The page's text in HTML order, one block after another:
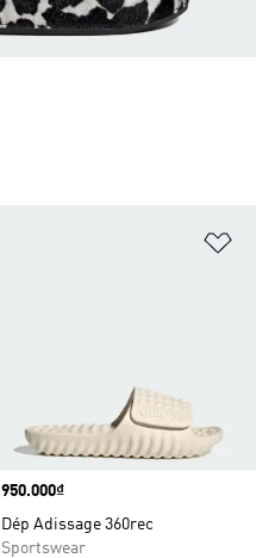
Price
950.000₫
Dép Adissage 360rec
Sportswear